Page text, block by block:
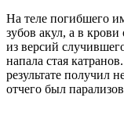
На теле погибшего
зубов акул, а в
из версий
напала стая
результате получил
отчего был